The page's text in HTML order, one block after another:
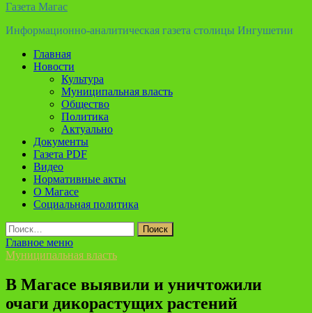
Газета Магас
Информационно-аналитическая газета столицы Ингушетии
Главная
Новости
Культура
Муниципальная власть
Общество
Политика
Актуально
Документы
Газета PDF
Видео
Нормативные акты
О Магасе
Социальная политика
Найти:
Главное меню
Муниципальная власть
В Магасе выявили и уничтожили
очаги дикорастущих растений